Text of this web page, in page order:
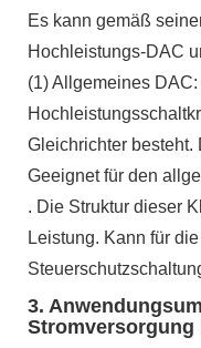
Es kann gemäß
Hochleistungs-DAC
(1) Allgemeines
Gleichrichter besteht.
Geeignet für den
. Die Struktur dieser
Leistung. Kann für
3.
Stromversorgung